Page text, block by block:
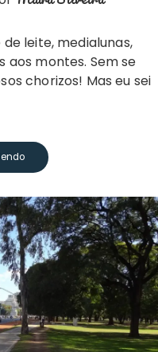
aos montes. Sem se
chorizos! Mas eu sei